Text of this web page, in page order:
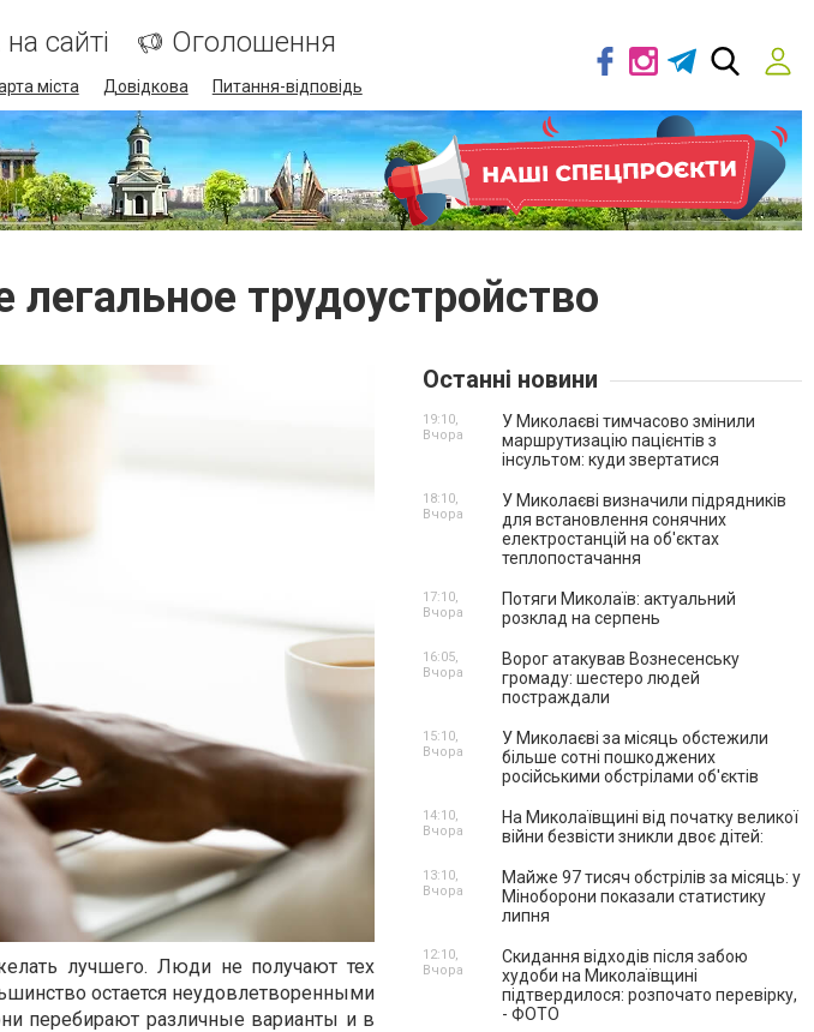
сайті Оголошення
міста Довідкова Питання-відповідь
трудоустройство
лучшего. Люди не получают тех
остается неудовлетворенными
перебирают различные варианты и в
Останні новини
У Миколаєві тимчасово змінили
маршрутизацію пацієнтів з
інсультом: куди звертатися
19:10,
Вчора
У Миколаєві визначили підрядників
для встановлення сонячних
електростанцій на об'єктах
теплопостачання
18:10,
Вчора
Потяги Миколаїв: актуальний
розклад на серпень
17:10,
Вчора
Ворог атакував Вознесенську
громаду: шестеро людей
постраждали
16:05,
Вчора
У Миколаєві за місяць обстежили
більше сотні пошкоджених
російськими обстрілами об'єктів
15:10,
Вчора
На Миколаївщині від початку великої
війни безвісти зникли двоє дітей:
14:10,
Вчора
Майже 97 тисяч обстрілів за місяць: у
Міноборони показали статистику
липня
13:10,
Вчора
Скидання відходів після забою
худоби на Миколаївщині
підтвердилося: розпочато перевірку,
- ФОТО
12:10,
Вчора